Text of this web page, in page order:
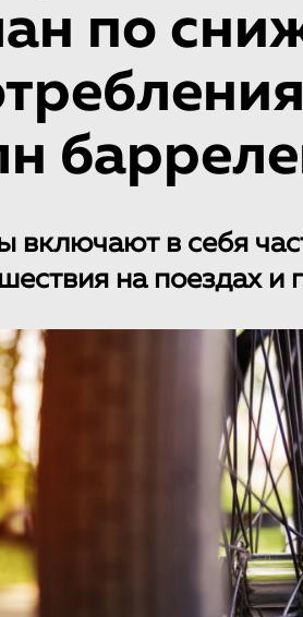
по
включают в себя
на поездах и